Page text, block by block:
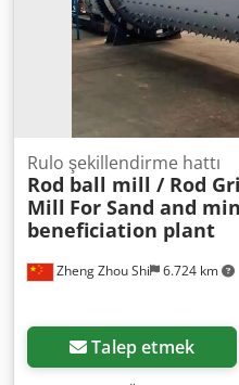
Zheng Zhou Shi 6.724 km
Rulo şekillendirme hattı
Rod ball mill / Rod
Mill For Sand and
beneficiation plant
Talep etmek